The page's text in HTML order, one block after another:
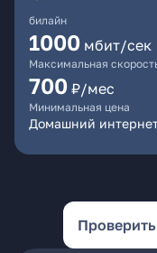
билайн
1000 мбит/сек
Максимальная
700 ₽/мес
Минимальная цена
Домашний